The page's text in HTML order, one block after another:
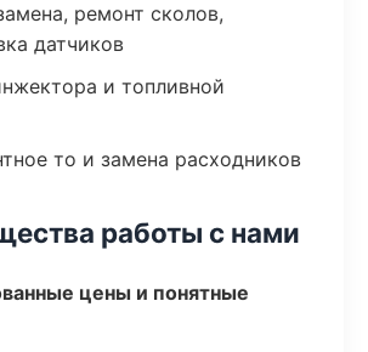
ремонт сколов,
датчиков
и топливной
то и замена расходников
работы с нами
цены и понятные